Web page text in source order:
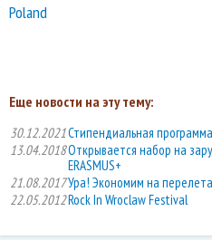
Poland
Еще новости на эту тему:
30.12.2021Стипендиальная
13.04.2018Открывается набор на
ERASMUS+
21.08.2017Ура! Экономим на
22.05.2012Rock In Wroclaw Festival